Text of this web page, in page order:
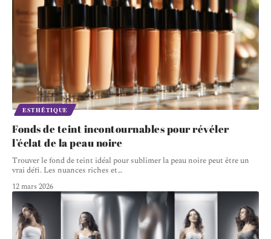
ESTHÉTIQUE
Fonds de teint incontournables pour révéler
l’éclat de la peau noire
Trouver le fond de teint idéal pour sublimer la peau noire peut être un
vrai défi. Les nuances riches et…
12 mars 2026